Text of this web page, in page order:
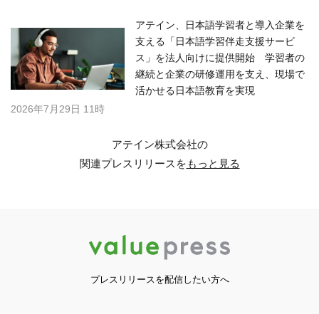
アテイン、日本語学習者と導入企業を
支える「日本語学習伴走支援サービ
ス」を法人向けに提供開始 学習者の
継続と企業の研修運用を支え、現場で
活かせる日本語教育を実現
2026年7月29日 11時
アテイン株式会社の
関連プレスリリースをもっと見る
プレスリリースを配信したい方へ